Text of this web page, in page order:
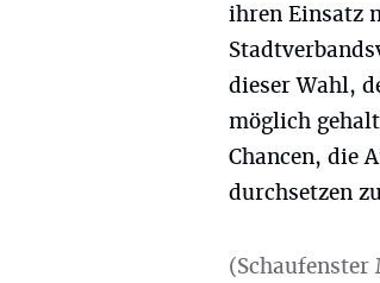
ihren Einsatz
dieser Wahl,
möglich
Chancen, die
durchsetzen
(Schaufenster